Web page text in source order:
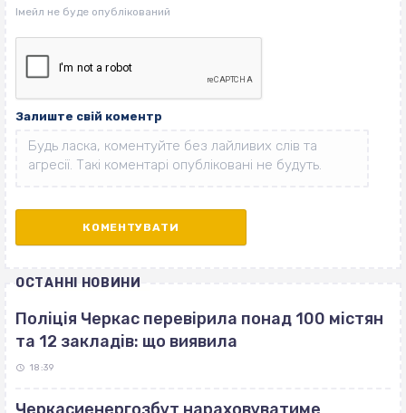
Залиште свій коментр
ОСТАННІ НОВИНИ
Поліція Черкас перевірила понад 100 містян
та 12 закладів: що виявила
18:39